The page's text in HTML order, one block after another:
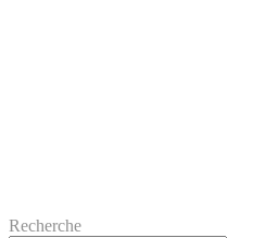
Recherche